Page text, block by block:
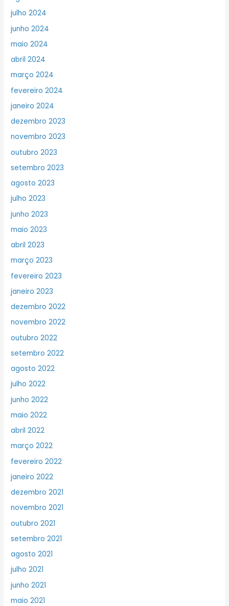
julho 2024
junho 2024
maio 2024
abril 2024
março 2024
fevereiro 2024
janeiro 2024
dezembro 2023
novembro 2023
outubro 2023
setembro 2023
agosto 2023
julho 2023
junho 2023
maio 2023
abril 2023
março 2023
fevereiro 2023
janeiro 2023
dezembro 2022
novembro 2022
outubro 2022
setembro 2022
agosto 2022
julho 2022
junho 2022
maio 2022
abril 2022
março 2022
fevereiro 2022
janeiro 2022
dezembro 2021
novembro 2021
outubro 2021
setembro 2021
agosto 2021
julho 2021
junho 2021
maio 2021